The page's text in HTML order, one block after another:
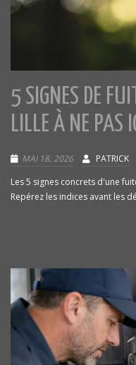
5 SIGNES DE
LILLE À NE PAS
MAI 18, 2026 PATRICK
Les 5 signes concrets d'une
Repérez les indices avant les